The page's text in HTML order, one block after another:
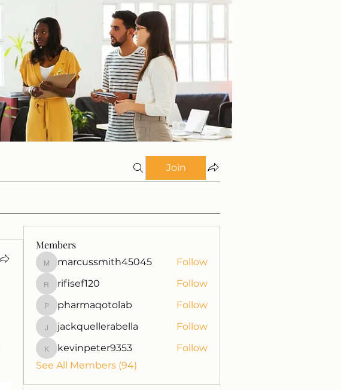
Join
Members
marcussmith45045
marcussmith45045 Follow
rifisef120
rifisef120 Follow
pharmaqotolab
pharmaqotolab Follow
jackquellerabella
jackquellerabella Follow
kevinpeter9353
kevinpeter9353
Follow
See All Members (94)